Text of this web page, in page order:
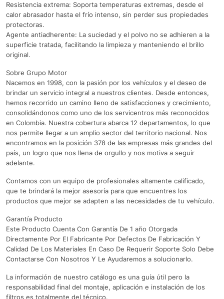
Resistencia extrema: Soporta temperaturas extremas, desde el
calor abrasador hasta el frío intenso, sin perder sus propiedades
protectoras.
Agente antiadherente: La suciedad y el polvo no se adhieren a la
superficie tratada, facilitando la limpieza y manteniendo el brillo
original.
Sobre Grupo Motor
Nacemos en 1998, con la pasión por los vehículos y el deseo de
brindar un servicio integral a nuestros clientes. Desde entonces,
hemos recorrido un camino lleno de satisfacciones y crecimiento,
consolidándonos como uno de los servicentros más reconocidos
en Colombia. Nuestra cobertura abarca 12 departamentos, lo que
nos permite llegar a un amplio sector del territorio nacional. Nos
encontramos en la posición 378 de las empresas más grandes del
país, un logro que nos llena de orgullo y nos motiva a seguir
adelante.
Contamos con un equipo de profesionales altamente calificado,
que te brindará la mejor asesoría para que encuentres los
productos que mejor se adapten a las necesidades de tu vehículo.
Garantía Producto
Este Producto Cuenta Con Garantía De 1 año Otorgada
Directamente Por El Fabricante Por Defectos De Fabricación Y
Calidad De Los Materiales En Caso De Requerir Soporte Solo Debe
Contactarse Con Nosotros Y Le Ayudaremos a solucionarlo.
La información de nuestro catálogo es una guía útil pero la
responsabilidad final del montaje, aplicación e instalación de los
filtros es totalmente del técnico.